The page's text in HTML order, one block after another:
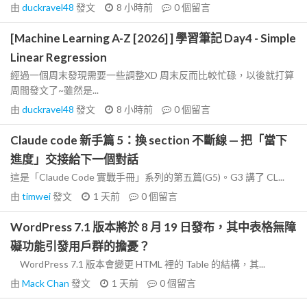
由 duckravel48 發文 8 小時前 0個留言
[Machine Learning A-Z [2026] ] 學習筆記 Day4 - Simple
Linear Regression
經過一個周末發現需要一些調整XD 周末反而比較忙碌，以後就打算
周間發文了~雖然是...
由 duckravel48 發文 8 小時前 0個留言
Claude code 新手篇 5：換 section 不斷線 — 把「當下
進度」交接給下一個對話
這是「Claude Code 實戰手冊」系列的第五篇(G5)。G3 講了 CL...
由 timwei發文 1 天前 0個留言
WordPress 7.1 版本將於 8 月 19 日發布，其中表格無障
礙功能引發用戶群的擔憂？
WordPress 7.1 版本會變更 HTML 裡的 Table 的結構，其...
由 Mack Chan 發文 1 天前 0個留言